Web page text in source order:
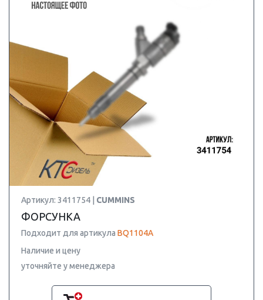
Артикул: 3411754 | CUMMINS
ФОРСУНКА
Подходит для артикула BQ1104A
Наличие и цену
уточняйте у менеджера